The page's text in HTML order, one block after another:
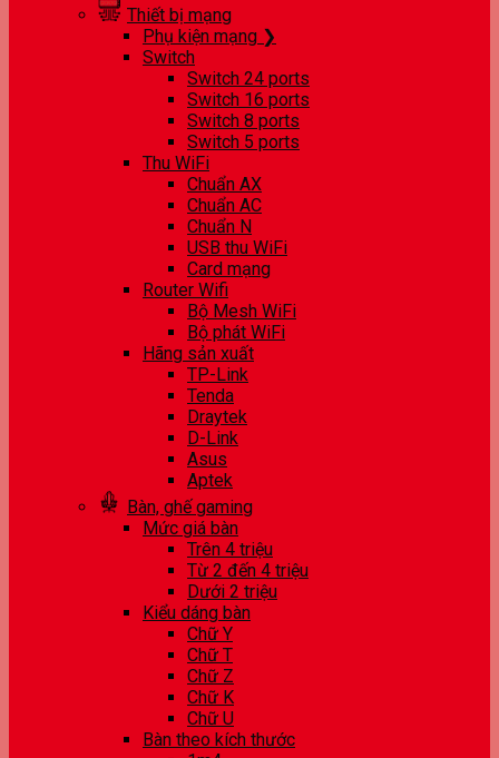
Thiết bị mạng
Phụ kiện mạng ❯
Switch
Switch 24 ports
Switch 16 ports
Switch 8 ports
Switch 5 ports
Thu WiFi
Chuẩn AX
Chuẩn AC
Chuẩn N
USB thu WiFi
Card mạng
Router Wifi
Bộ Mesh WiFi
Bộ phát WiFi
Hãng sản xuất
TP-Link
Tenda
Draytek
D-Link
Asus
Aptek
Bàn, ghế gaming
Mức giá bàn
Trên 4 triệu
Từ 2 đến 4 triệu
Dưới 2 triệu
Kiểu dáng bàn
Chữ Y
Chữ T
Chữ Z
Chữ K
Chữ U
Bàn theo kích thước